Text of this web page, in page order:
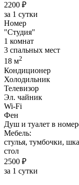
2200 ₽
за 1 сутки
Номер
"Студия"
1 комнат
3 спальных мест
18 м2
Кондиционер
Холодильник
Телевизор
Эл. чайник
Wi-Fi
Фен
Душ и туалет в
Мебель:
стулья, тумбочки,
стол
2500 ₽
за 1 сутки